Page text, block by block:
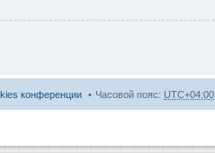
Часовой пояс: UTC+04:00
конференции